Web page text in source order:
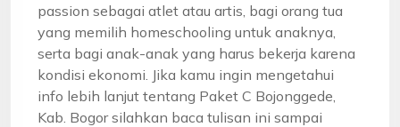
passion sebagai atlet atau artis, bagi orang tua
yang memilih homeschooling untuk anaknya,
serta bagi anak-anak yang harus bekerja karena
kondisi ekonomi. Jika kamu ingin mengetahui
info lebih lanjut tentang Paket C Bojonggede,
Kab. Bogor silahkan baca tulisan ini sampai